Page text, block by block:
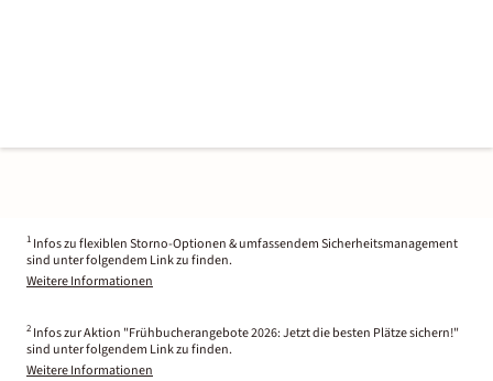
1 Infos zu flexiblen Storno-Optionen & umfassendem Sicherheitsmanagement
sind unter folgendem Link zu finden.
Weitere Informationen
2 Infos zur Aktion "Frühbucherangebote 2026: Jetzt die besten Plätze sichern!"
sind unter folgendem Link zu finden.
Weitere Informationen